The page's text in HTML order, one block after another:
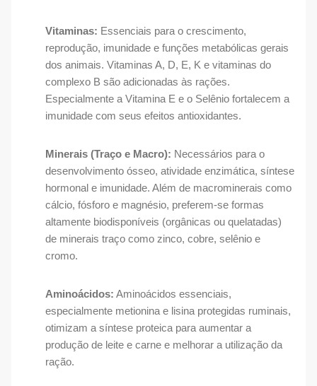
Vitaminas: Essenciais para o crescimento,
reprodução, imunidade e funções metabólicas gerais
dos animais. Vitaminas A, D, E, K e vitaminas do
complexo B são adicionadas às rações.
Especialmente a Vitamina E e o Selênio fortalecem a
imunidade com seus efeitos antioxidantes.
Minerais (Traço e Macro): Necessários para o
desenvolvimento ósseo, atividade enzimática, síntese
hormonal e imunidade. Além de macrominerais como
cálcio, fósforo e magnésio, preferem-se formas
altamente biodisponíveis (orgânicas ou quelatadas)
de minerais traço como zinco, cobre, selênio e
cromo.
Aminoácidos: Aminoácidos essenciais,
especialmente metionina e lisina protegidas ruminais,
otimizam a síntese proteica para aumentar a
produção de leite e carne e melhorar a utilização da
ração.